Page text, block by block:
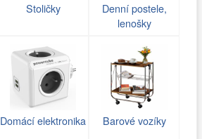
Stoličky
Denní postele,
lenošky
Domácí elektronika Barové vozíky